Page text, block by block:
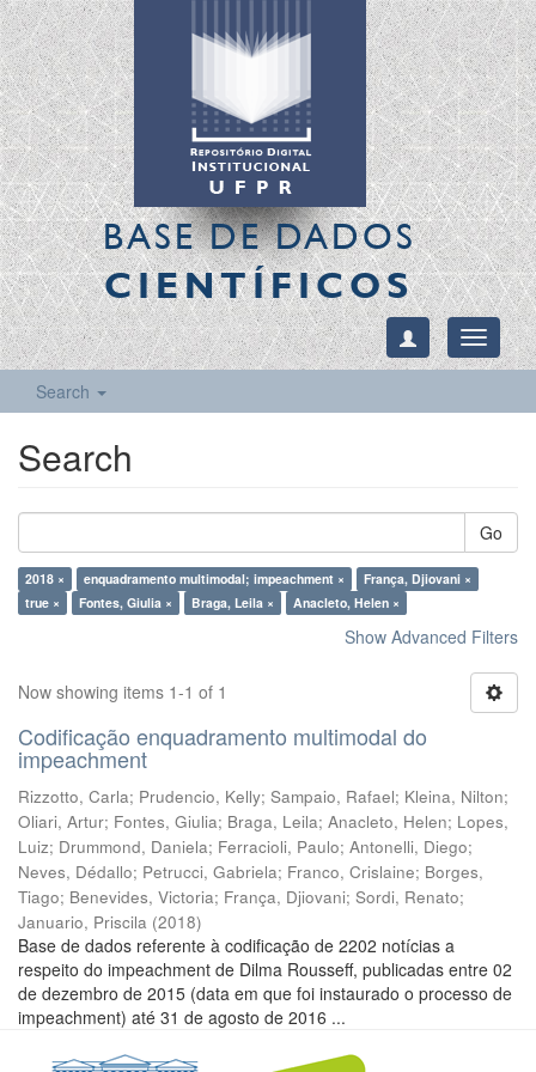
BASE DE DADOS
CIENTÍFICOS
Toggle
Search
Search
Go
2018 × enquadramento multimodal; impeachment ×
França, Djiovani ×
true ×
Fontes, Giulia × Braga, Leila × Anacleto, Helen ×
Show Advanced Filters
Now showing items 1-1 of 1
Codificação enquadramento multimodal do
impeachment
Rizzotto, Carla; Prudencio, Kelly; Sampaio, Rafael; Kleina, Nilton;
Oliari, Artur; Fontes, Giulia; Braga, Leila; Anacleto, Helen; Lopes,
Luiz; Drummond, Daniela; Ferracioli, Paulo; Antonelli, Diego;
Neves, Dédallo; Petrucci, Gabriela; Franco, Crislaine; Borges,
Tiago; Benevides, Victoria; França, Djiovani; Sordi, Renato;
Januario, Priscila (2018)
Base de dados referente à codificação de 2202 notícias a
respeito do impeachment de Dilma Rousseff, publicadas entre 02
de dezembro de 2015 (data em que foi instaurado o processo de
impeachment) até 31 de agosto de 2016 ...